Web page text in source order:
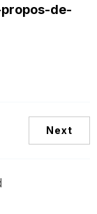
de-
Next